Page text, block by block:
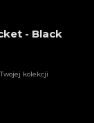
- Black
kolekcji